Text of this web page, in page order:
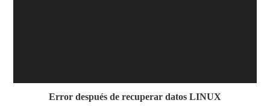
Error después de recuperar datos LINUX